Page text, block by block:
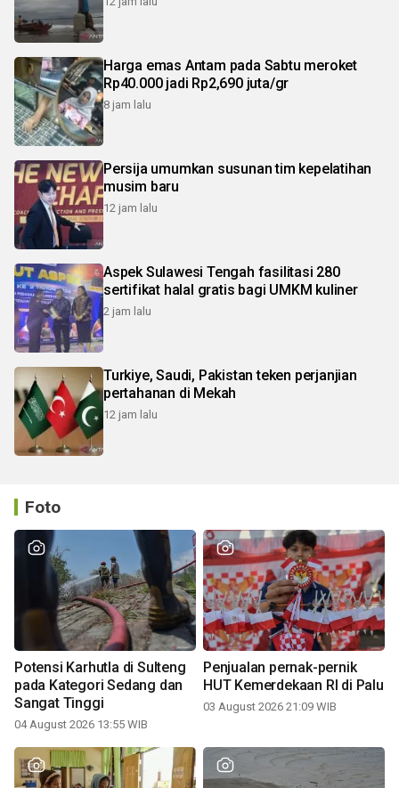
Harga emas Antam pada Sabtu meroket
Rp40.000 jadi Rp2,690 juta/gr
8 jam lalu
Persija umumkan susunan tim kepelatihan
musim baru
12 jam lalu
Aspek Sulawesi Tengah fasilitasi 280
sertifikat halal gratis bagi UMKM kuliner
2 jam lalu
Turkiye, Saudi, Pakistan teken perjanjian
pertahanan di Mekah
12 jam lalu
Foto
Potensi Karhutla di Sulteng
pada Kategori Sedang dan
Sangat Tinggi
04 August 2026 13:55 WIB
Penjualan pernak-pernik
HUT Kemerdekaan RI di Palu
03 August 2026 21:09 WIB